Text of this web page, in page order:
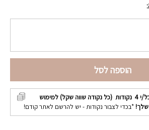
הוספה לסל
י4 נקודות (כל נקודה שווה שקל) למימוש
שלך! *בכדי לצבור נקודות - יש להרשם לאתר קודם!